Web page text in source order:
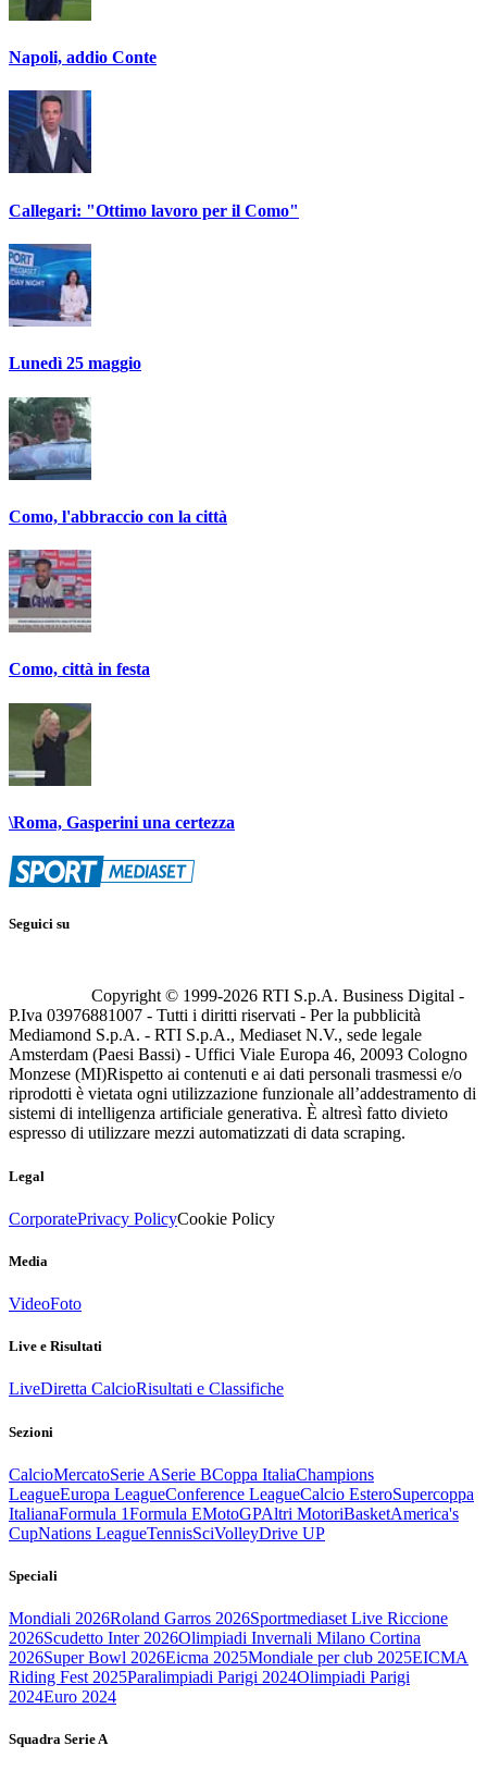
Napoli, addio Conte
Callegari: "Ottimo lavoro per il Como"
Lunedì 25 maggio
Como, l'abbraccio con la città
Como, città in festa
\Roma, Gasperini una certezza
Seguici su
Copyright © 1999-2026 RTI S.p.A. Business Digital -
P.Iva 03976881007 - Tutti i diritti riservati - Per la pubblicità
Mediamond S.p.A. - RTI S.p.A., Mediaset N.V., sede legale
Amsterdam (Paesi Bassi) - Uffici Viale Europa 46, 20093 Cologno
Monzese (MI)Rispetto ai contenuti e ai dati personali trasmessi e/o
riprodotti è vietata ogni utilizzazione funzionale all’addestramento di
sistemi di intelligenza artificiale generativa. È altresì fatto divieto
espresso di utilizzare mezzi automatizzati di data scraping.
Legal
CorporatePrivacy PolicyCookie Policy
Media
VideoFoto
Live e Risultati
LiveDiretta CalcioRisultati e Classifiche
Sezioni
CalcioMercatoSerie ASerie BCoppa ItaliaChampions
LeagueEuropa LeagueConference LeagueCalcio EsteroSupercoppa
ItalianaFormula 1Formula EMotoGPAltri MotoriBasketAmerica's
CupNations LeagueTennisSciVolleyDrive UP
Speciali
Mondiali 2026Roland Garros 2026Sportmediaset Live Riccione
2026Scudetto Inter 2026Olimpiadi Invernali Milano Cortina
2026Super Bowl 2026Eicma 2025Mondiale per club 2025EICMA
Riding Fest 2025Paralimpiadi Parigi 2024Olimpiadi Parigi
2024Euro 2024
Squadra Serie A